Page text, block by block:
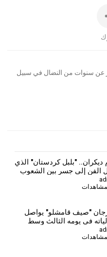
عن سنوات من النضال في سبيل
"بلبل كردستان" الذي
إلى جسر بين الشعوب
"صيف قامشلو" يواصل
في يومه الثالث وسط